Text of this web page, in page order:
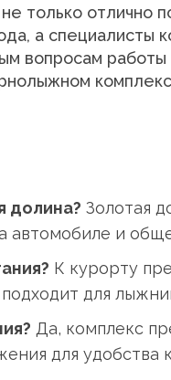
только отлично
а специалисты
вопросам
долина? Золотая
автомобиле и
К курорту
для
Да, комплекс
для удобства